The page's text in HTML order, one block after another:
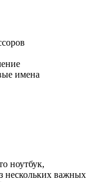
имена
ноутбук,
нескольких важных